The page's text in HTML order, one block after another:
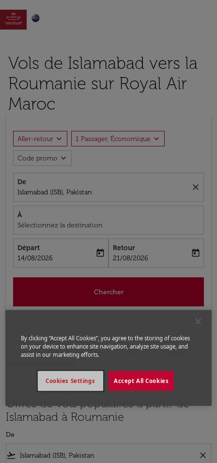

Vols de Islamabad vers la
Roumanie sur Royal Air
Maroc
Aller-retour expand_more 1 Passager, Économique expand_more
Code promo expand_more
De
Islamabad (ISB), Pakistan
close
À
Sélectionnez la destination
Départ
fc-booking-departure-date-aria-label
14/08/2026
today
Retour
fc-booking-return-date-aria-label
21/08/2026
today
Chercher
Accueil Vols Vols pour Roumanie
Vols de
Offres de vols populaires à partir de
Islamabad à Roumanie
De
flight_takeoff close
By clicking “Accept All Cookies”, you agree to the storing of cookies
on your device to enhance site navigation, analyze site usage, and
assist in our marketing efforts.
Accept All Cookies
Cookies Settings